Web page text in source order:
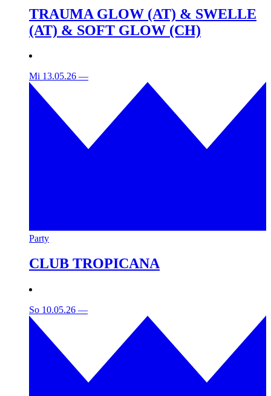
TRAUMA GLOW (AT) & SWELLE
(AT) & SOFT GLOW (CH)
Mi 13.05.26 —
Party
CLUB TROPICANA
So 10.05.26 —